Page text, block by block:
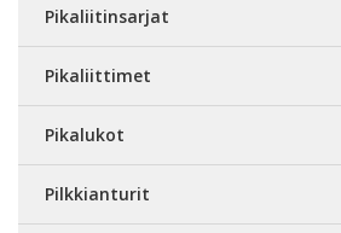
Pikaliitinsarjat
Pikaliittimet
Pikalukot
Pilkkianturit